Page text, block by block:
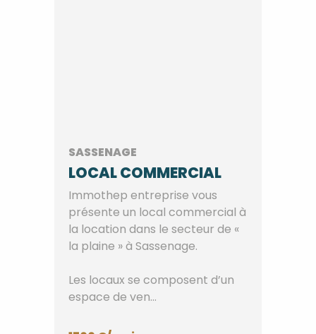
SASSENAGE
LOCAL COMMERCIAL
Immothep entreprise vous
présente un local commercial à
la location dans le secteur de «
la plaine » à Sassenage.
Les locaux se composent d’un
espace de ven...